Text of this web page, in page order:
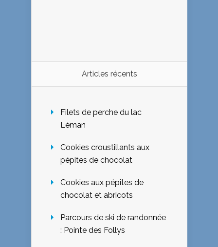
Articles récents
Filets de perche du lac
Léman
Cookies croustillants aux
pépites de chocolat
Cookies aux pépites de
chocolat et abricots
Parcours de ski de randonnée
: Pointe des Follys